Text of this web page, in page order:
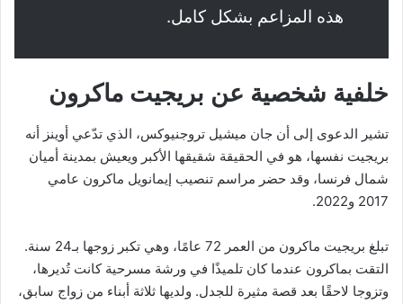
هذه المزاعم بشكل كامل.
خلفية شخصية عن بريجيت ماكرون
تشير الدعوى إلى أن جان ميشيل تروجنيوكس، الذي تدّعي أوينز أنه
بريجيت نفسها، هو في الحقيقة شقيقها الأكبر ويعيش بمدينة أميان
شمال فرنسا، وقد حضر مراسم تنصيب إيمانويل ماكرون عامي
2017 و2022.
تبلغ بريجيت ماكرون من العمر 72 عامًا، وهي تكبر زوجها بـ24 سنة.
التقت بماكرون عندما كان تلميذًا في ورشة مسرحية كانت تُديرها،
وتزوجا لاحقًا بعد قصة مثيرة للجدل. ولديها ثلاثة أبناء من زواج سابق،